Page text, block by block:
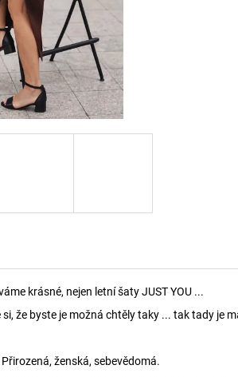
krásné, nejen letní šaty JUST YOU ...
že byste je možná chtěly taky ... tak tady je
ženská, sebevědomá.